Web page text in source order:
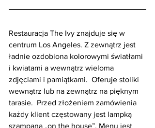
Restauracja The Ivy znajduje się w
centrum Los Angeles. Z zewnątrz jest
ładnie ozdobiona kolorowymi światłami
i kwiatami a wewnątrz wieloma
zdjęciami i pamiątkami.  Oferuje stoliki
wewnątrz lub na zewnątrz na pięknym
tarasie.  Przed złożeniem zamówienia
każdy klient częstowany jest lampką
szampana „on the house”. Menu jest